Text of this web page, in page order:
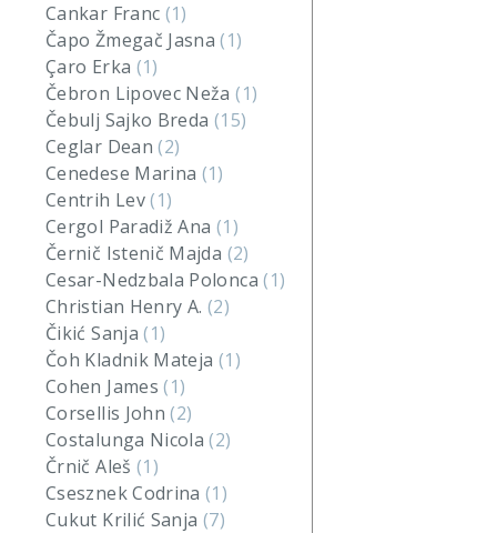
Cankar Franc (1)
Čapo Žmegač Jasna(1)
Çaro Erka (1)
Čebron Lipovec Neža(1)
Čebulj Sajko Breda (15)
Ceglar Dean(2)
Cenedese Marina (1)
Centrih Lev(1)
Cergol Paradiž Ana (1)
Černič Istenič Majda (2)
Cesar-Nedzbala Polonca(1)
Christian Henry A. (2)
Čikić Sanja(1)
Čoh Kladnik Mateja (1)
Cohen James(1)
Corsellis John(2)
Costalunga Nicola(2)
Črnič Aleš (1)
Csesznek Codrina(1)
Cukut Krilić Sanja (7)